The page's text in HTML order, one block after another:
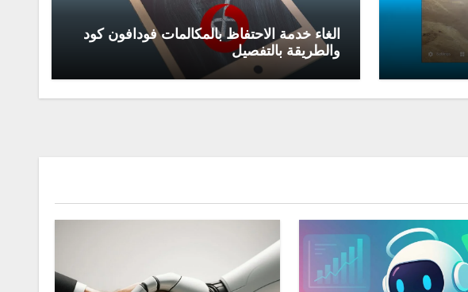
الغاء خدمة الاحتفاظ بالمكالمات فودافون كود
والطريقة بالتفصيل